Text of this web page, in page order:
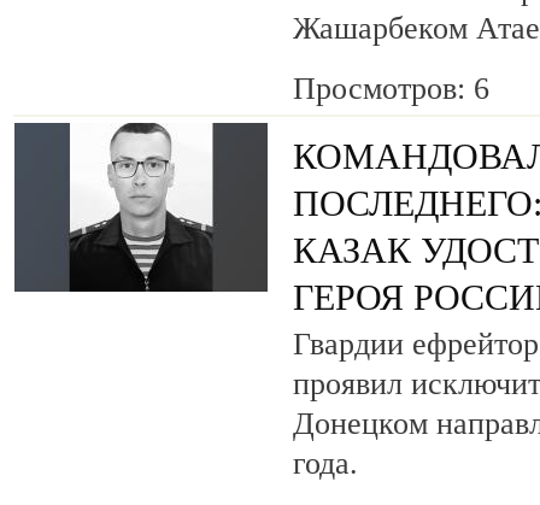
Жашарбеком
Просмотров: 6
КАЗАК
ГЕРОЯ
Гвардии
проявил
Донецком
года.